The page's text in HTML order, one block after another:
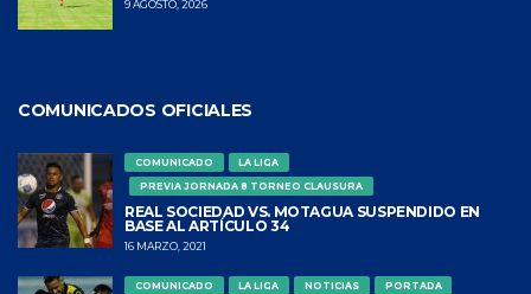
9 AGOSTO, 2026
COMUNICADOS OFICIALES
COMUNICADO
LA LIGA
PREVIA JORNADA 8 TORNEO CLAUSURA
REAL SOCIEDAD VS. MOTAGUA SUSPENDIDO EN
BASE AL ARTÍCULO 34
16 MARZO, 2021
COMUNICADO LA LIGA NOTICIAS
PORTADA